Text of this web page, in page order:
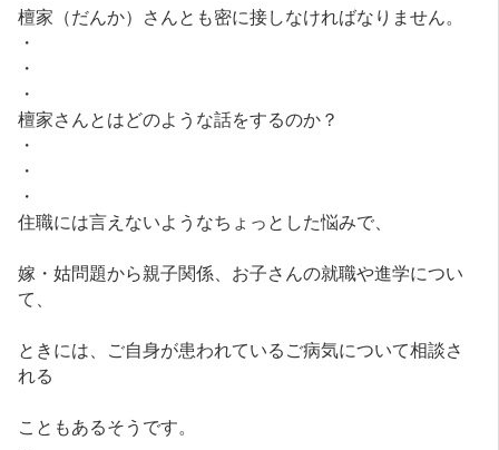
檀家（だんか）さんとも密に接しなければなりません。
・
・
・
檀家さんとはどのような話をするのか？
・
・
・
住職には言えないようなちょっとした悩みで、
嫁・姑問題から親子関係、お子さんの就職や進学につい
て、
ときには、ご自身が患われているご病気について相談さ
れる
こともあるそうです。